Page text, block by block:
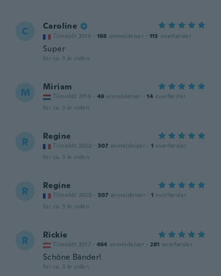
C Caroline
Tilmeldt 2016 · 168 anmeldelser · 113 overførsler
Super
for ca. 3 år siden
M Miriam
Tilmeldt 2019 · 49 anmeldelser · 14 overførsler
for ca. 3 år siden
R Regine
Tilmeldt 2020 · 307 anmeldelser · 1 overførsler
for ca. 3 år siden
R Regine
Tilmeldt 2020 · 307 anmeldelser · 1 overførsler
for ca. 3 år siden
R Rickie
Tilmeldt 2017 · 464 anmeldelser · 281 overførsler
Schöne Bänder!
for ca. 3 år siden